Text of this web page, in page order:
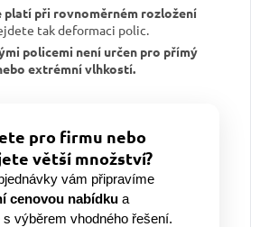
platí při rovnoměrném rozložení
tak deformaci polic.
policemi není určen pro přímý
extrémní vlhkostí.
pro firmu nebo
větší množství?
vám připravíme
cenovou nabídku a
výběrem vhodného řešení.